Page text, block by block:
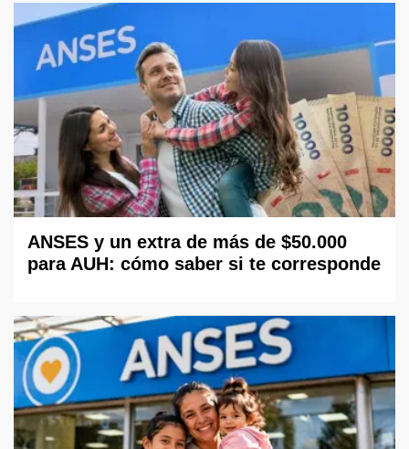
ANSES y un extra de más de $50.000
para AUH: cómo saber si te corresponde